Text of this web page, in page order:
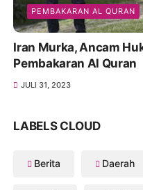
PEMBAKARAN AL QURAN
Iran Murka, Ancam
Pembakaran Al Quran
JULI 31, 2023
LABELS CLOUD
Berita Daerah